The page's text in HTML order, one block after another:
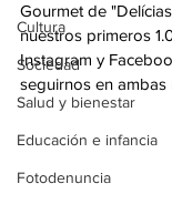
Cultura
Sociedad
Salud y bienestar
Educación e infancia
Fotodenuncia
Gourmet de
nuestros primeros
Instagram y
seguirnos en ambas